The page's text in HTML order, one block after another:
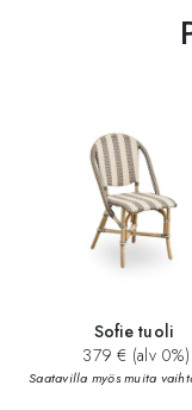
Sofie tuoli
379 € (alv 0%)
Saatavilla myös muita